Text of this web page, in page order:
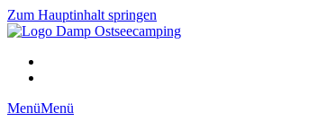
Zum Hauptinhalt springen
MenüMenü